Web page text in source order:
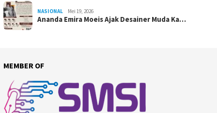
NASIONAL Mei 19, 2026
Ananda Emira Moeis Ajak Desainer Muda Ka…
MEMBER OF